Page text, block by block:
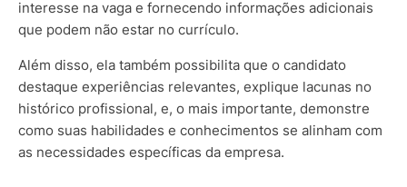
interesse na vaga e fornecendo informações adicionais
que podem não estar no currículo.
Além disso, ela também possibilita que o candidato
destaque experiências relevantes, explique lacunas no
histórico profissional, e, o mais importante, demonstre
como suas habilidades e conhecimentos se alinham com
as necessidades específicas da empresa.